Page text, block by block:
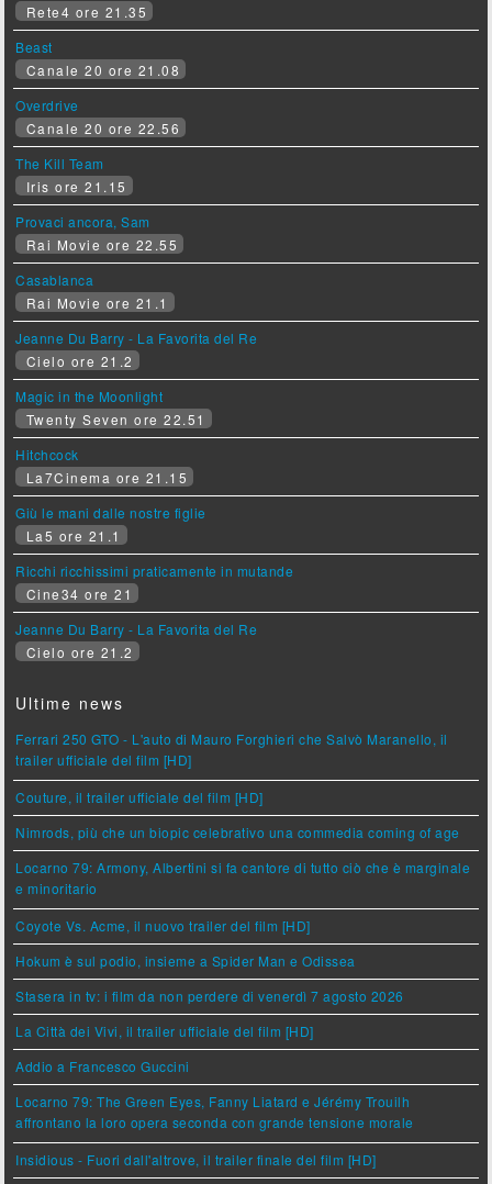
Rete4 ore 21.35
Beast
Canale 20 ore 21.08
Overdrive
Canale 20 ore 22.56
The Kill Team
Iris ore 21.15
Provaci ancora, Sam
Rai Movie ore 22.55
Casablanca
Rai Movie ore 21.1
Jeanne Du Barry - La Favorita del Re
Cielo ore 21.2
Magic in the Moonlight
Twenty Seven ore 22.51
Hitchcock
La7Cinema ore 21.15
Giù le mani dalle nostre figlie
La5 ore 21.1
Ricchi ricchissimi praticamente in mutande
Cine34 ore 21
Jeanne Du Barry - La Favorita del Re
Cielo ore 21.2
Ultime news
Ferrari 250 GTO - L'auto di Mauro Forghieri che Salvò Maranello, il
trailer ufficiale del film [HD]
Couture, il trailer ufficiale del film [HD]
Nimrods, più che un biopic celebrativo una commedia coming of age
Locarno 79: Armony, Albertini si fa cantore di tutto ciò che è marginale
e minoritario
Coyote Vs. Acme, il nuovo trailer del film [HD]
Hokum è sul podio, insieme a Spider Man e Odissea
Stasera in tv: i film da non perdere di venerdì 7 agosto 2026
La Città dei Vivi, il trailer ufficiale del film [HD]
Addio a Francesco Guccini
Locarno 79: The Green Eyes, Fanny Liatard e Jérémy Trouilh
affrontano la loro opera seconda con grande tensione morale
Insidious - Fuori dall'altrove, il trailer finale del film [HD]